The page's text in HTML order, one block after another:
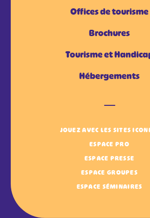
Offices de tourisme
Brochures
Tourisme et
Hébergements
JOUEZ AVEC LES SITES
ESPACE PRO
ESPACE PRESSE
ESPACE GROUPES
ESPACE SÉMINAIRES